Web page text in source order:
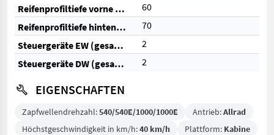
Reifenprofiltiefe vorne (%)
60
Reifenprofiltiefe hinten (%)
70
Steuergeräte EW (gesamt)
2
Steuergeräte DW (gesamt)
2
EIGENSCHAFTEN
Zapfwellendrehzahl:540/540E/1000/1000E Antrieb:Allrad
Höchstgeschwindigkeit in km/h:40 km/h Plattform: Kabine